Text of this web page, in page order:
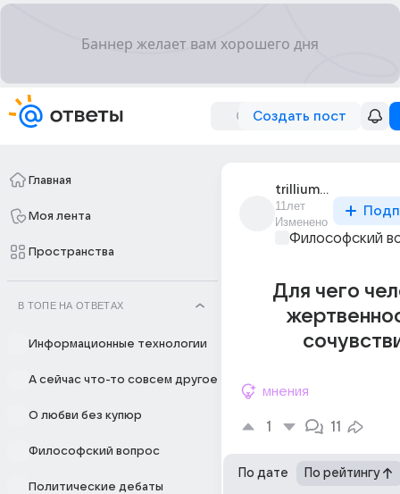
Создать пост
Главная
Моя лента
Пространства
В ТОПЕ НА ОТВЕТАХ
Информационные технологии
А сейчас что-то совсем другое
О любви без купюр
Философский вопрос
Политические дебаты
trillium_1
11лет
Изменено
Философский
Для чего
мнения
1 11
По дате По рейтингу